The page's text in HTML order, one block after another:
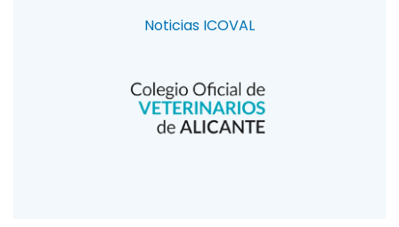
Noticias ICOVAL